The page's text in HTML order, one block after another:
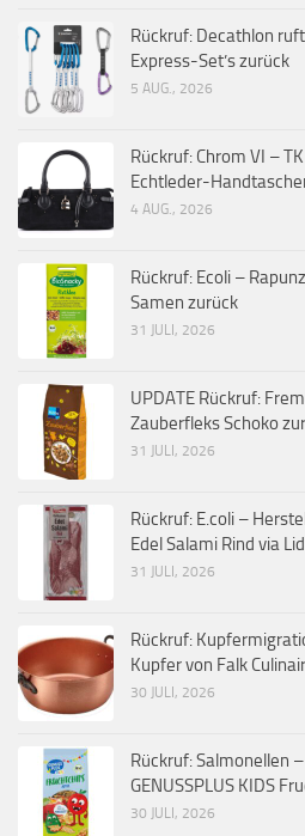
Rückruf: Decathlon
Express-Set’s zurück
5 AUG., 2026
Rückruf: Chrom VI –
Echtleder-
4 AUG., 2026
Rückruf: Ecoli –
Samen zurück
31 JULI, 2026
UPDATE Rückruf:
Zauberfleks Schoko
31 JULI, 2026
Rückruf: E.coli –
Edel Salami Rind via
31 JULI, 2026
Rückruf:
Kupfer von Falk Culinair
30 JULI, 2026
Rückruf: Salmonellen
GENUSSPLUS KIDS
30 JULI, 2026